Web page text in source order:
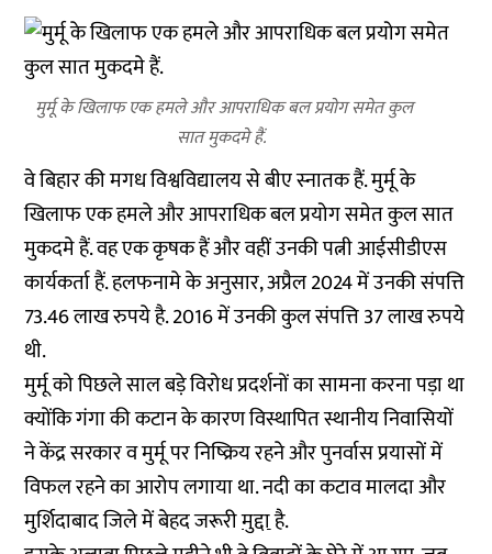
मुर्मू के खिलाफ एक हमले और आपराधिक बल प्रयोग समेत कुल
सात मुकदमे हैं.
वे बिहार की मगध विश्वविद्यालय से बीए स्नातक हैं. मुर्मू के
खिलाफ एक हमले और आपराधिक बल प्रयोग समेत कुल सात
मुकदमे हैं. वह एक कृषक हैं और वहीं उनकी पत्नी आईसीडीएस
कार्यकर्ता हैं. हलफनामे के अनुसार, अप्रैल 2024 में उनकी संपत्ति
73.46 लाख रुपये है. 2016 में उनकी कुल संपत्ति 37 लाख रुपये
थी.
मुर्मू को पिछले साल बड़े विरोध प्रदर्शनों का सामना करना पड़ा था
क्योंकि गंगा की कटान के कारण विस्थापित स्थानीय निवासियों
ने केंद्र सरकार व मुर्मू पर निष्क्रिय रहने और पुनर्वास प्रयासों में
विफल रहने का आरोप लगाया था. नदी का कटाव मालदा और
मुर्शिदाबाद जिले में बेहद जरूरीमुद्दाहै.